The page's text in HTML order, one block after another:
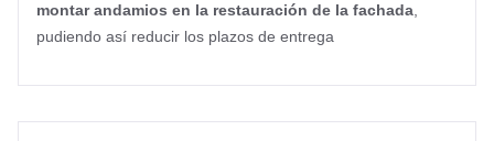
montar andamios en la restauración de la fachada
pudiendo así reducir los plazos de entrega